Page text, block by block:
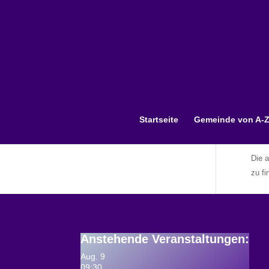
Startseite Gemeinde von A-Z
Die
zu
Anstehende Veranstaltungen:
Aug.9
09:30